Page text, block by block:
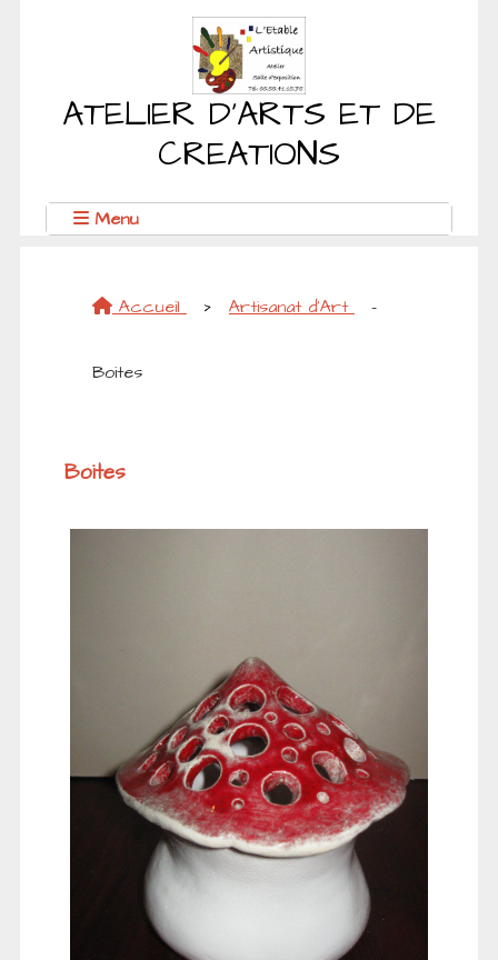
ATELIER D'ARTS ET DE
CREATIONS
Menu
Accueil > Artisanat d'Art -
Boites
Boites